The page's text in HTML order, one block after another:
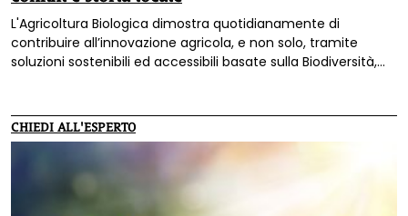
L'Agricoltura Biologica dimostra quotidianamente di
contribuire all’innovazione agricola, e non solo, tramite
soluzioni sostenibili ed accessibili basate sulla Biodiversità,
imprevedibili opportunità.
CHIEDI ALL'ESPERTO